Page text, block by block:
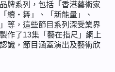
牌系列，包括「香港藝術家
續‧舞」、「新能量」、
等，這些節目系列深受業界
作了13集「藝在指尺」網上
識，節目涵蓋演出及藝術欣